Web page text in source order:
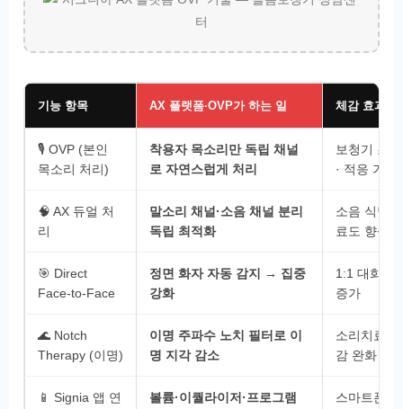
기능 항목 AX 플랫폼·OVP가 하는 일 체감 효과
🎙️ OVP (본인
목소리 처리)
착용자 목소리만 독립 채널
로 자연스럽게 처리
보청기 초
· 적응 기간
🧠 AX 듀얼 처
리
말소리 채널·소음 채널 분리
독립 최적화
소음 식당
료도 향상
🎯 Direct
Face-to-Face
정면 화자 자동 감지 → 집중
강화
1:1 대화 상
증가
🌊 Notch
Therapy (이명)
이명 주파수 노치 필터로 이
명 지각 감소
소리치료
감 완화
📱 Signia 앱 연
볼륨·이퀄라이저·프로그램
스마트폰으